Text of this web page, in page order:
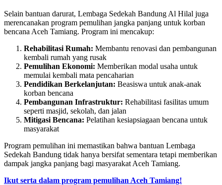
Selain bantuan darurat, Lembaga Sedekah Bandung Al Hilal juga
merencanakan program pemulihan jangka panjang untuk korban
bencana Aceh Tamiang. Program ini mencakup:
Rehabilitasi Rumah: Membantu renovasi dan pembangunan
kembali rumah yang rusak
Pemulihan Ekonomi: Memberikan modal usaha untuk
memulai kembali mata pencaharian
Pendidikan Berkelanjutan: Beasiswa untuk anak-anak
korban bencana
Pembangunan Infrastruktur: Rehabilitasi fasilitas umum
seperti masjid, sekolah, dan jalan
Mitigasi Bencana: Pelatihan kesiapsiagaan bencana untuk
masyarakat
Program pemulihan ini memastikan bahwa bantuan Lembaga
Sedekah Bandung tidak hanya bersifat sementara tetapi memberikan
dampak jangka panjang bagi masyarakat Aceh Tamiang.
Ikut serta dalam program pemulihan Aceh Tamiang!